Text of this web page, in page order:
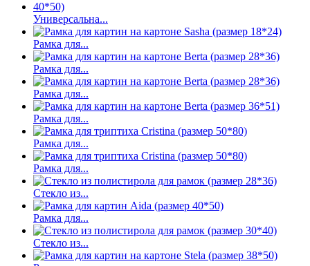
Универсальна...
Рамка для...
Рамка для...
Рамка для...
Рамка для...
Рамка для...
Рамка для...
Стекло из...
Рамка для...
Стекло из...